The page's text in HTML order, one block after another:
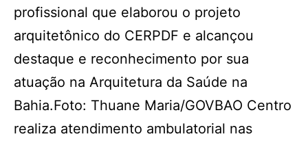
profissional que elaborou o projeto
arquitetônico do CERPDF e alcançou
destaque e reconhecimento por sua
atuação na Arquitetura da Saúde na
Bahia.Foto: Thuane Maria/GOVBAO Centro
realiza atendimento ambulatorial nas